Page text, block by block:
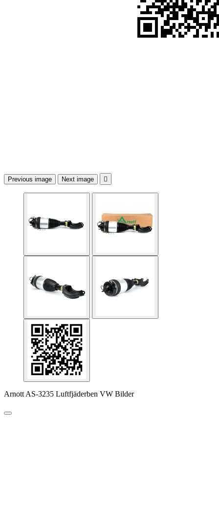
Previous image Next image 
Arnott AS-3235 Luftfjäderben VW Bilder